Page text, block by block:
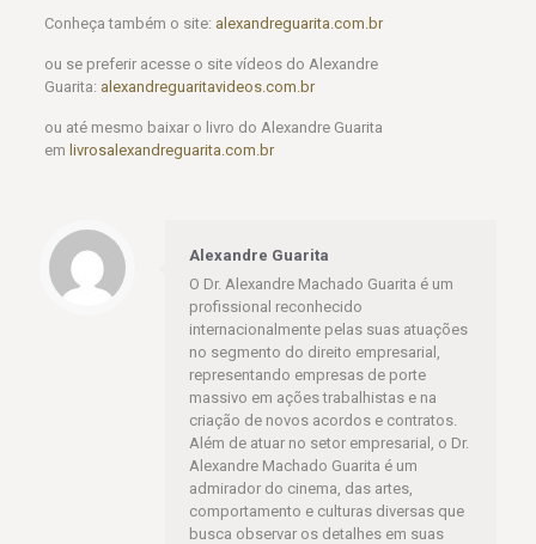
Conheça também o site: alexandreguarita.com.br
ou se preferir acesse o site vídeos do Alexandre
Guarita: alexandreguaritavideos.com.br
ou até mesmo baixar o livro do Alexandre Guarita
em livrosalexandreguarita.com.br
Alexandre Guarita
O Dr. Alexandre Machado Guarita é um
profissional reconhecido
internacionalmente pelas suas atuações
no segmento do direito empresarial,
representando empresas de porte
massivo em ações trabalhistas e na
criação de novos acordos e contratos.
Além de atuar no setor empresarial, o Dr.
Alexandre Machado Guarita é um
admirador do cinema, das artes,
comportamento e culturas diversas que
busca observar os detalhes em suas